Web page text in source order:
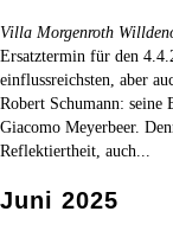
Villa Morgenroth
Ersatztermin für den
einflussreichsten, aber
Robert Schumann: seine
Giacomo Meyerbeer.
Reflektiertheit, auch...
Juni 2025